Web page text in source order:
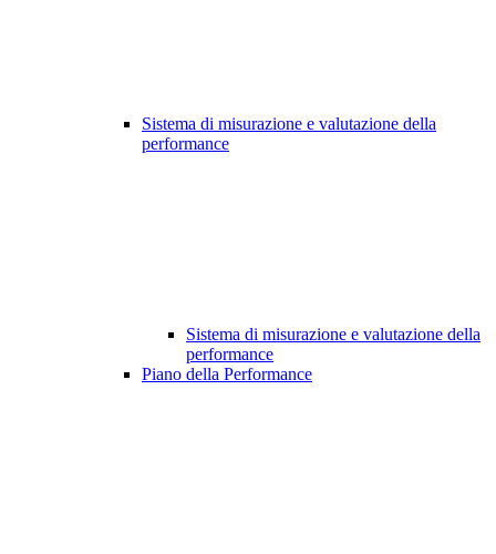
Sistema di misurazione e valutazione della
performance
Sistema di misurazione e valutazione della
performance
Piano della Performance